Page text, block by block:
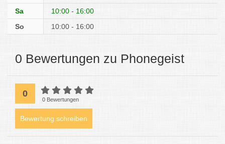
Sa
10:00 - 16:00
So
10:00 - 16:00
0 Bewertungen zu Phonegeist
0
0 Bewertungen
Bewertung schreiben